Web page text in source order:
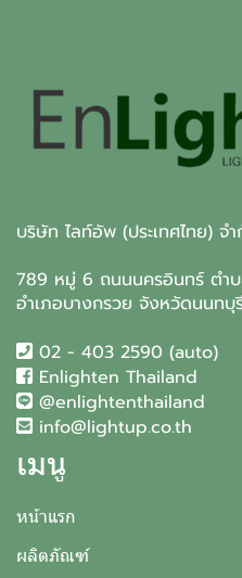
บริษัท ไลท์อัพ (ประเทศไทย) จ
789 หมู่ 6 ถนนนครอินทร์ ตำ
อำเภอบางกรวย จังหวัดนนทบุ
02 - 403 2590 (auto)
Enlighten Thailand
@enlightenthailand
info@lightup.co.th
เมนู
หน้าแรก
ผลิตภัณฑ์